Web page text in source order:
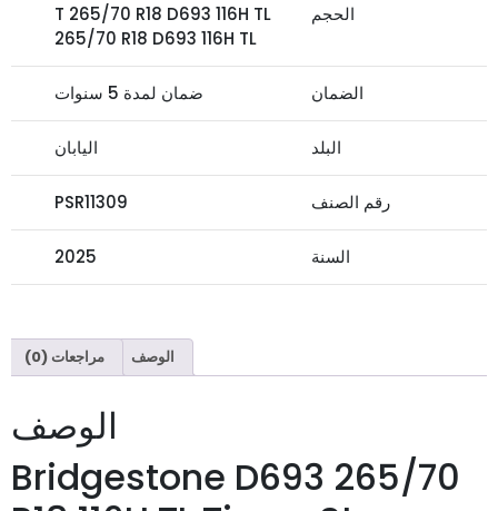
الحجم
T 265/70 R18 D693 116H TL
265/70 R18 D693 116H TL
الضمان ضمان لمدة 5 سنوات
البلد اليابان
رقم الصنف PSR11309
السنة 2025
الوصف مراجعات (0)
الوصف
Bridgestone D693 265/70